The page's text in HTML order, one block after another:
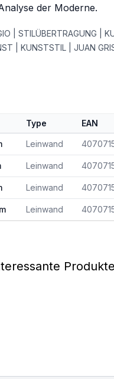
der Moderne.
| STILÜBERTRAGUNG |
| KUNSTSTIL | JUAN
Type EAN
Leinwand
Leinwand
Leinwand
Leinwand